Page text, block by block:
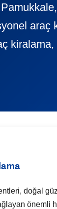
araç
doğal
önemli